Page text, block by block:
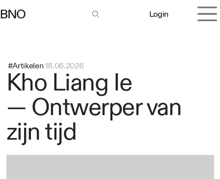
Login
#Artikelen18.06.2026
Kho Liang Ie
— Ontwerper van
zijn tijd